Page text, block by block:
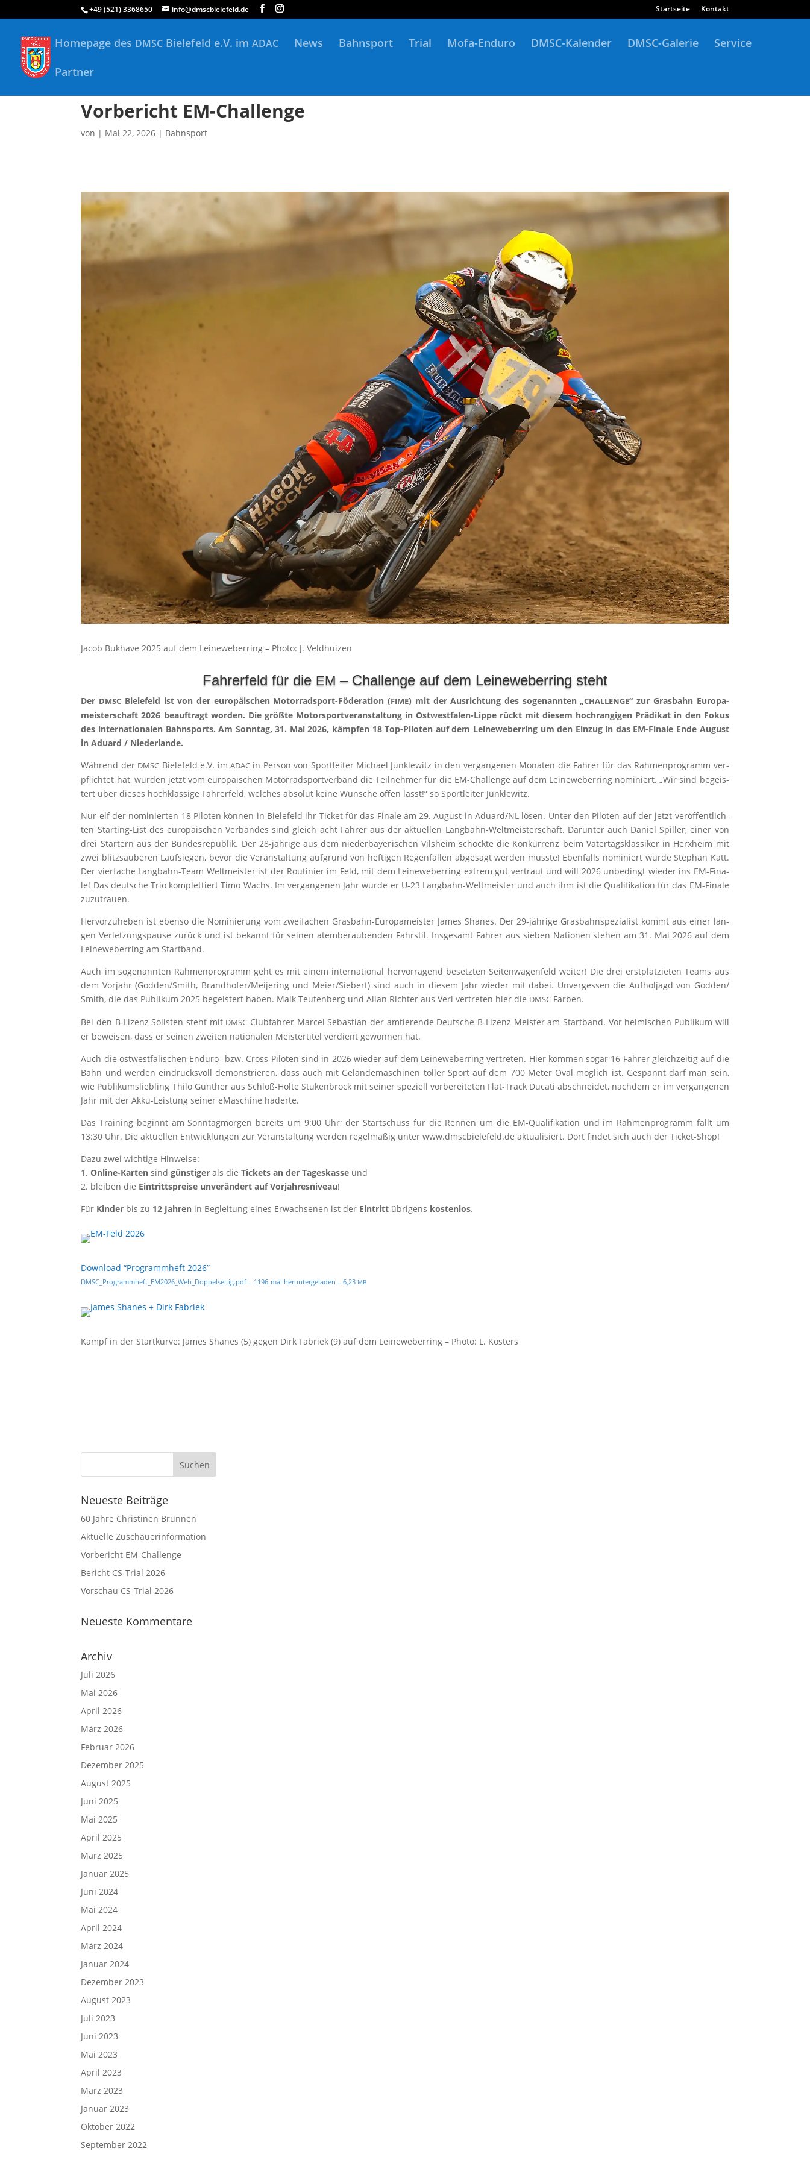
+49 (521) 3368650 info@dmscbielefeld.de Startseite Kontakt
Homepage des DMSC Bielefeld e.V. im ADAC News Bahnsport Trial Mofa-Enduro DMSC-Kalender DMSC-Galerie
Service
Partner
Vorbericht EM-Challenge
von | Mai 22, 2026 | Bahnsport
Jacob Buk­have 2025 auf dem Lei­ne­we­ber­ring – Pho­to: J. Veldhuizen
Fahrerfeld für die EM – Challenge auf dem Leineweberring steht
Der DMSC Bie­le­feld ist von der euro­päi­schen Motor­rad­sport-Föde­ra­ti­on (FIME) mit der Aus­rich­tung des soge­nann­ten „CHALLENGE“ zur Gras­bahn Euro­pa­
meis­ter­schaft 2026 beauf­tragt wor­den. Die größ­te Motor­sport­ver­an­stal­tung in Ost­west­fa­len-Lip­pe rückt mit die­sem hoch­ran­gi­gen Prä­di­kat in den Fokus
des inter­na­tio­na­len Bahn­sports. Am Sonn­tag, 31. Mai 2026, kämp­fen 18 Top-Pilo­ten auf dem Lei­ne­we­ber­ring um den Ein­zug in das EM-Fina­le Ende August
in Adu­ard /​ Nie­der­lan­de.
Wäh­rend der DMSC Bie­le­feld e.V. im ADACin Per­son von Sport­lei­ter Micha­el Jun­k­le­witz in den ver­gan­ge­nen Mona­ten die Fah­rer für das Rah­men­pro­gramm ver­
pflich­tet hat, wur­den jetzt vom euro­päi­schen Motor­rad­sport­ver­band die Teil­neh­mer für die EM-Chall­enge auf dem Lei­ne­we­ber­ring nomi­niert. „Wir sind begeis­
tert über die­ses hoch­klas­si­ge Fah­rer­feld, wel­ches abso­lut kei­ne Wün­sche offen lässt!“ so Sport­lei­ter Junklewitz.
Nur elf der nomi­nier­ten 18 Pilo­ten kön­nen in Bie­le­feld ihr Ticket für das Fina­le am 29. August in Aduard/​NL lösen. Unter den Pilo­ten auf der jetzt ver­öf­fent­lich­
ten Start­ing-List des euro­päi­schen Ver­ban­des sind gleich acht Fah­rer aus der aktu­el­len Lang­bahn-Welt­meis­ter­schaft. Dar­un­ter auch Dani­el Spil­ler, einer von
drei Star­tern aus der Bun­des­re­pu­blik. Der 28-jäh­ri­ge aus dem nie­der­baye­ri­schen Vils­heim schock­te die Kon­kur­renz beim Vater­tags­klas­si­ker in Herx­heim mit
zwei blitz­saube­ren Lauf­sie­gen, bevor die Ver­an­stal­tung auf­grund von hef­ti­gen Regen­fäl­len abge­sagt wer­den muss­te! Eben­falls nomi­niert wur­de Ste­phan Katt.
Der vier­fa­che Lang­bahn-Team Welt­meis­ter ist der Rou­ti­nier im Feld, mit dem Lei­ne­we­ber­ring extrem gut ver­traut und will 2026 unbe­dingt wie­der ins EM-Fina­
le! Das deut­sche Trio kom­plet­tiert Timo Wachs. Im ver­gan­ge­nen Jahr wur­de er U‑23 Lang­bahn-Welt­meis­ter und auch ihm ist die Qua­li­fi­ka­ti­on für das EM-Fina­le
zuzutrauen.
Her­vor­zu­he­ben ist eben­so die Nomi­nie­rung vom zwei­fa­chen Gras­bahn-Euro­pa­meis­ter James Shanes. Der 29-jäh­ri­ge Gras­bahn­spe­zia­list kommt aus einer lan­
gen Ver­let­zungs­pau­se zurück und ist bekannt für sei­nen atem­be­rau­ben­den Fahr­stil. Ins­ge­samt Fah­rer aus sie­ben Natio­nen ste­hen am 31. Mai 2026 auf dem
Lei­ne­we­ber­ring am Startband.
Auch im soge­nann­ten Rah­men­pro­gramm geht es mit einem inter­na­tio­nal her­vor­ra­gend besetz­ten Sei­ten­wa­gen­feld wei­ter! Die drei erst­plat­zie­ten Teams aus
dem Vor­jahr (Godden/​Smith, Brandhofer/​Meijering und Meier/​Siebert) sind auch in die­sem Jahr wie­der mit dabei. Unver­ges­sen die Auf­hol­jagd von Godden/​
Smith, die das Publi­kum 2025 begeis­tert haben. Maik Teu­ten­berg und Allan Rich­ter aus Verl ver­tre­ten hier die DMSC Farben.
Bei den B‑Lizenz Solis­ten steht mit DMSC Club­fah­rer Mar­cel Sebas­ti­an der amtie­ren­de Deut­sche B‑Lizenz Meis­ter am Start­band. Vor hei­mi­schen Publi­kum will
er bewei­sen, dass er sei­nen zwei­ten natio­na­len Meis­ter­ti­tel ver­dient gewon­nen hat.
Auch die ost­west­fä­li­schen Endu­ro- bzw. Cross-Pilo­ten sind in 2026 wie­der auf dem Lei­ne­we­ber­ring ver­tre­ten. Hier kom­men sogar 16 Fah­rer gleich­zei­tig auf die
Bahn und wer­den ein­drucks­voll demons­trie­ren, dass auch mit Gelän­de­ma­schi­nen tol­ler Sport auf dem 700 Meter Oval mög­lich ist. Gespannt darf man sein,
wie Publi­kums­lieb­ling Thi­lo Gün­ther aus Schloß-Hol­te Stu­ken­b­rock mit sei­ner spe­zi­ell vor­be­rei­te­ten Flat-Track Duca­ti abschnei­det, nach­dem er im ver­gan­ge­nen
Jahr mit der Akku-Leis­tung sei­ner eMa­schi­ne haderte.
Das Trai­ning beginnt am Sonn­tag­mor­gen bereits um 9:00 Uhr; der Start­schuss für die Ren­nen um die EM-Qua­li­fi­ka­ti­on und im Rah­men­pro­gramm fällt um
13:30 Uhr. Die aktu­el­len Ent­wick­lun­gen zur Ver­an­stal­tung wer­den regel­mä­ßig unter www​.dmsc​bie​le​feld​.de aktua­li­siert. Dort fin­det sich auch der Ticket-Shop!
Dazu zwei wich­ti­ge Hin­wei­se:
1.Online-Kar­ten sindgüns­ti­ger als dieTickets an der Tages­kas­se und
2. blei­ben die Ein­tritts­prei­se unver­än­dert auf Vor­jah­res­ni­veau!
Für Kin­der bis zu 12 Jah­ren in Beglei­tung eines Erwach­se­nen ist der Ein­tritt übri­gens kos­ten­los.
Down­load “Pro­gramm­heft 2026”
DMSC_Programmheft_EM2026_Web_Doppelseitig.pdf – 1196-mal her­un­ter­ge­la­den – 6,23 MB
Kampf in der Start­kur­ve: James Shanes (5) gegen Dirk Fab­riek (9) auf dem Lei­ne­we­ber­ring – Pho­to: L. Kosters
Neueste Beiträge
60 Jahre Christinen Brunnen
Aktuelle Zuschauerinformation
Vorbericht EM-Challenge
Bericht CS-Trial 2026
Vorschau CS-Trial 2026
Neueste Kommentare
Archiv
Juli 2026
Mai 2026
April 2026
März 2026
Februar 2026
Dezember 2025
August 2025
Juni 2025
Mai 2025
April 2025
März 2025
Januar 2025
Juni 2024
Mai 2024
April 2024
März 2024
Januar 2024
Dezember 2023
August 2023
Juli 2023
Juni 2023
Mai 2023
April 2023
März 2023
Januar 2023
Oktober 2022
September 2022